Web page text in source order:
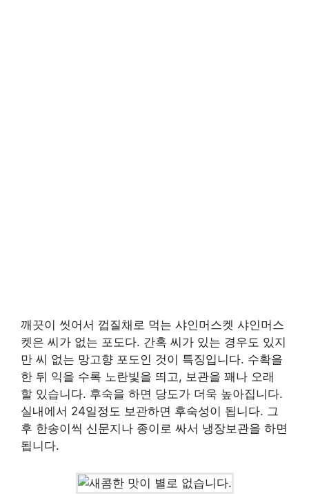
깨끗이 씻어서 껍질채로 먹는 샤인머스켓 샤인머스
켓은 씨가 없는 포도다. 간혹 씨가 있는 경우도 있지
만 씨 없는 망고향 포도인 것이 특징입니다. 수확을
한 뒤 익을 수록 노란빛을 띄고, 보관을 꽤나 오래
할 있습니다. 후숙을 하면 당도가 더욱 높아집니다.
실내에서 24일정도 보관하면 후숙성이 됩니다. 그
후 한송이씩 신문지나 종이로 싸서 냉장보관을 하면
됩니다.